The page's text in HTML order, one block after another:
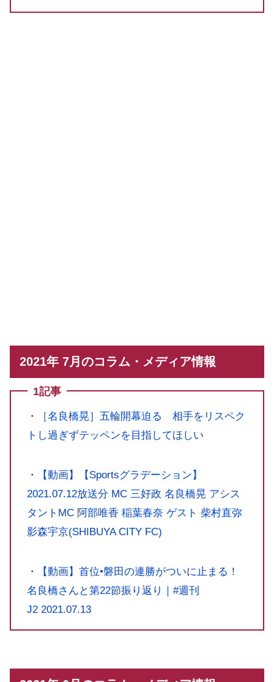
2021年 7月のコラム・メディア情報
1記事
・
［名良橋晃］五輪開幕迫る 相手をリスペク
トし過ぎずテッペンを目指してほしい
・
【動画】【Sportsグラデーション】
2021.07.12放送分 MC 三好政 名良橋晃 アシス
タントMC 阿部唯香 稲葉春奈 ゲスト 柴村直弥
影森宇京(SHIBUYA CITY FC)
・
【動画】首位•磐田の連勝がついに止まる！
名良橋さんと第22節振り返り｜#週刊
J2 2021.07.13